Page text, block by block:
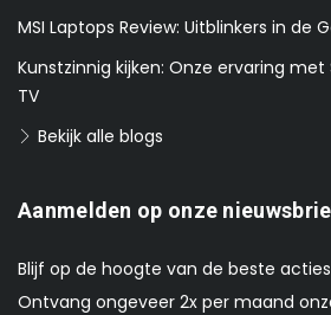
MSI Laptops Review: Uitblinkers in de
Kunstzinnig kijken: Onze ervaring
TV
Bekijk alle blogs
Aanmelden op onze
Blijf op de hoogte van de beste
Ontvang ongeveer 2x per maand